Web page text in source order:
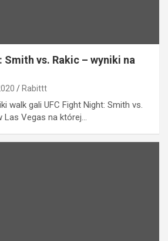
Smith vs. Rakic – wyniki na
Rabittt
walk gali UFC Fight Night: Smith vs.
Las Vegas na której…